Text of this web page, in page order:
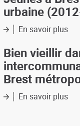
les
du
de
et
du
avec
et
urbaine
En savoir plussur
à
et
la
Bien vieillir
Brest
En savoir plussur